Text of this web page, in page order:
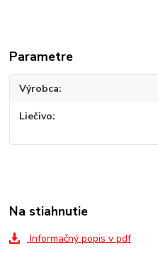
Parametre
Výrobca
Liečivo
Na stiahnutie
Informačný popis v pdf